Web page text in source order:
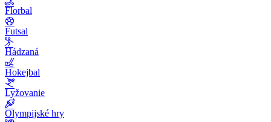
Florbal
Futsal
Hádzaná
Hokejbal
Lyžovanie
Olympijské hry